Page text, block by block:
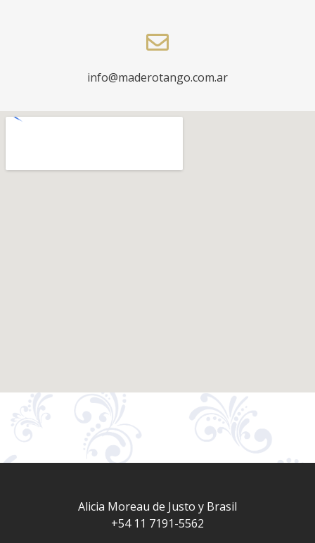
info@maderotango.com.ar
Alicia Moreau de Justo y Brasil
+54 11 7191-5562